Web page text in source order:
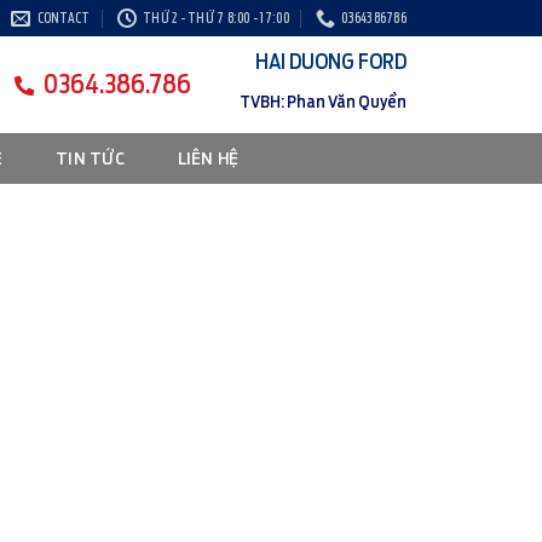
CONTACT THỨ 2 - THỨ 7 8:00 - 17:00 0364386786
0364.386.786
HAI DUONG FORD
TVBH: Phan Văn Quyền
TIN TỨC LIÊN HỆ